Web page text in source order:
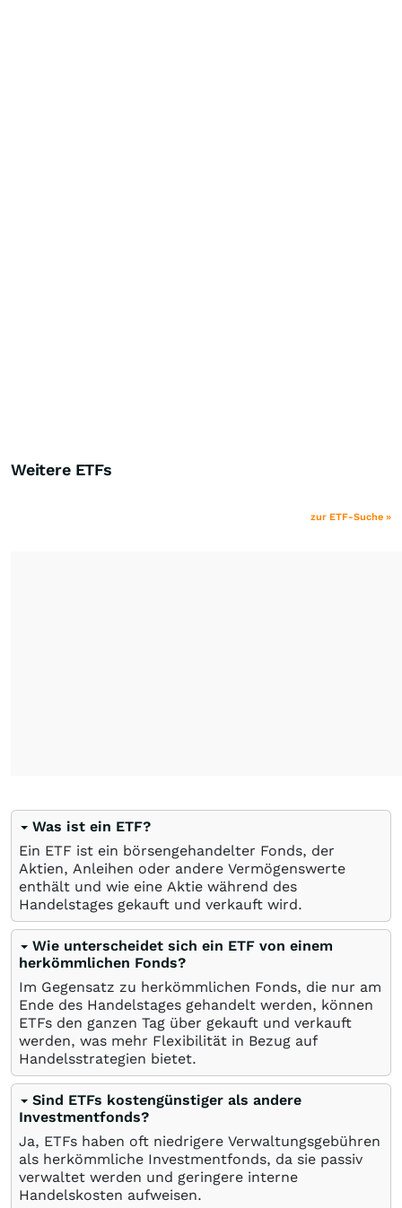
Weitere ETFs
zur ETF-Suche »
Was ist ein ETF?
Ein ETF ist ein börsengehandelter Fonds, der
Aktien, Anleihen oder andere Vermögenswerte
enthält und wie eine Aktie während des
Handelstages gekauft und verkauft wird.
Wie unterscheidet sich ein ETF von einem
herkömmlichen Fonds?
Im Gegensatz zu herkömmlichen Fonds, die nur am
Ende des Handelstages gehandelt werden, können
ETFs den ganzen Tag über gekauft und verkauft
werden, was mehr Flexibilität in Bezug auf
Handelsstrategien bietet.
Sind ETFs kostengünstiger als andere
Investmentfonds?
Ja, ETFs haben oft niedrigere Verwaltungsgebühren
als herkömmliche Investmentfonds, da sie passiv
verwaltet werden und geringere interne
Handelskosten aufweisen.